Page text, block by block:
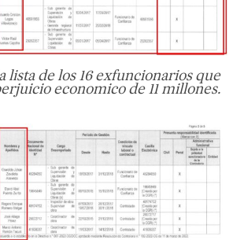
lista de los 16 exfuncionarios que
economico de 11 millones.